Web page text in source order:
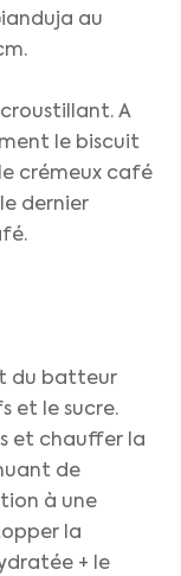
au
A
le biscuit
crémeux café
dernier
du batteur
et le sucre.
et chauffer la
de
à une
la
+ le